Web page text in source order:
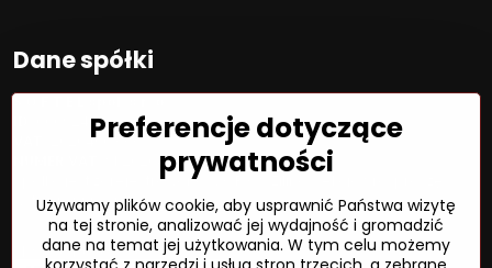
Dane spółki
00692468
2020450333
SK202045333
Spółka jest zarejestrowana w OR OS Žilina, sekcja Sro, proszę
wstawić numer: 6/L
Sposób płatności
Preferencje dotyczące
prywatności
Używamy plików cookie, aby usprawnić Państwa wizytę
na tej stronie, analizować jej wydajność i gromadzić
dane na temat jej użytkowania. W tym celu możemy